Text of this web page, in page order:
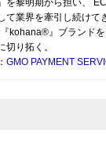
を黎明期から担い、
て業界を牽引し続けて
kohana®』ブランド
切り拓く。
GMO PAYMENT